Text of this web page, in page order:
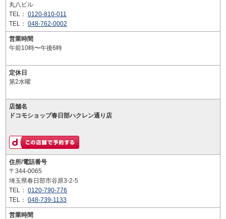
丸八ビル
TEL： 0120-810-011
TEL： 048-762-0002
営業時間
午前10時〜午後6時
定休日
第2水曜
店舗名
ドコモショップ春日部ハクレン通り店
住所/電話番号
〒344-0065
埼玉県春日部市谷原3-2-5
TEL： 0120-790-776
TEL： 048-739-1133
営業時間